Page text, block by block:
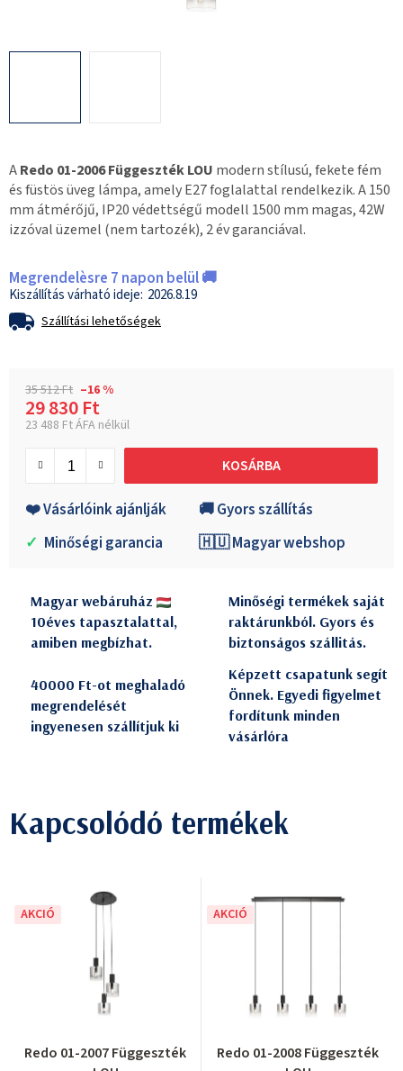
ARedo 01-2006 Függeszték LOU modern stílusú, fekete fém
és füstös üveg lámpa, amely E27 foglalattal rendelkezik. A 150
mm átmérőjű, IP20 védettségű modell 1500 mm magas, 42W
izzóval üzemel (nem tartozék), 2 év garanciával.
Megrendelèsre 7 napon belül 🚚
2026.8.19
Szállítási lehetőségek
35 512 Ft –16 %
29 830 Ft
23 488 Ft ÁFA nélkül
KOSÁRBA
❤️ Vásárlóink ajánlják
🚚 Gyors szállítás
✓ Minőségi garancia 🇭🇺 Magyar webshop
Magyar webáruház
10éves tapasztalattal,
amiben megbízhat.
Minőségi termékek saját
raktárunkból. Gyors és
biztonságos szállitás.
40000 Ft-ot meghaladó
megrendelését
ingyenesen szállítjuk ki
Képzett csapatunk segít
Önnek. Egyedi figyelmet
fordítunk minden
vásárlóra
Kapcsolódó termékek
AKCIÓ
Redo 01-2007 Függeszték
AKCIÓ
Redo 01-2008 Függeszték